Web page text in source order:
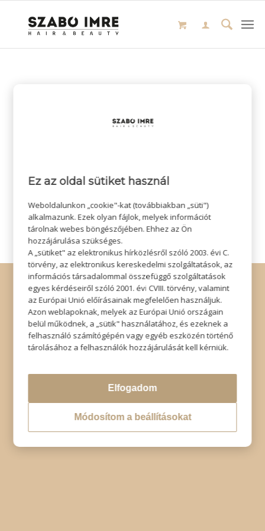
© Copyright - Szabó Imre Hair & Beauty
Impresszum |Adatkezelési tájékoztató |Elállás
Ez az oldal sütiket használ
Weboldalunkon „cookie"-kat (továbbiakban „süti")
alkalmazunk. Ezek olyan fájlok, melyek információt
tárolnak webes böngészőjében. Ehhez az Ön
hozzájárulása szükséges.
A „sütiket" az elektronikus hírközlésről szóló 2003. évi C.
törvény, az elektronikus kereskedelmi szolgáltatások, az
információs társadalommal összefüggő szolgáltatások
egyes kérdéseiről szóló 2001. évi CVIII. törvény, valamint
az Európai Unió előírásainak megfelelően használjuk.
Azon weblapoknak, melyek az Európai Unió országain
belül működnek, a „sütik" használatához, és ezeknek a
felhasználó számítógépén vagy egyéb eszközén történő
tárolásához a felhasználók hozzájárulását kell kérniük.
Elfogadom
Módosítom a beállításokat